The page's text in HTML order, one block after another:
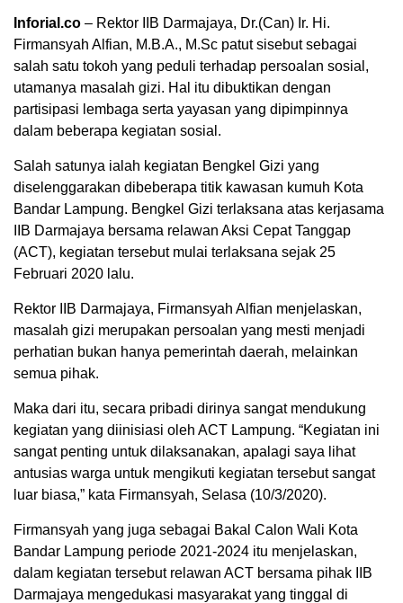
Inforial.co – Rektor IIB Darmajaya, Dr.(Can) Ir. Hi.
Firmansyah Alfian, M.B.A., M.Sc patut sisebut sebagai
salah satu tokoh yang peduli terhadap persoalan sosial,
utamanya masalah gizi. Hal itu dibuktikan dengan
partisipasi lembaga serta yayasan yang dipimpinnya
dalam beberapa kegiatan sosial.
Salah satunya ialah kegiatan Bengkel Gizi yang
diselenggarakan dibeberapa titik kawasan kumuh Kota
Bandar Lampung. Bengkel Gizi terlaksana atas kerjasama
IIB Darmajaya bersama relawan Aksi Cepat Tanggap
(ACT), kegiatan tersebut mulai terlaksana sejak 25
Februari 2020 lalu.
Rektor IIB Darmajaya, Firmansyah Alfian menjelaskan,
masalah gizi merupakan persoalan yang mesti menjadi
perhatian bukan hanya pemerintah daerah, melainkan
semua pihak.
Maka dari itu, secara pribadi dirinya sangat mendukung
kegiatan yang diinisiasi oleh ACT Lampung. “Kegiatan ini
sangat penting untuk dilaksanakan, apalagi saya lihat
antusias warga untuk mengikuti kegiatan tersebut sangat
luar biasa,” kata Firmansyah, Selasa (10/3/2020).
Firmansyah yang juga sebagai Bakal Calon Wali Kota
Bandar Lampung periode 2021-2024 itu menjelaskan,
dalam kegiatan tersebut relawan ACT bersama pihak IIB
Darmajaya mengedukasi masyarakat yang tinggal di